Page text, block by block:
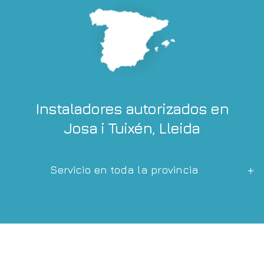
Instaladores autorizados en
Josa i Tuixén, Lleida
Servicio en toda la provincia